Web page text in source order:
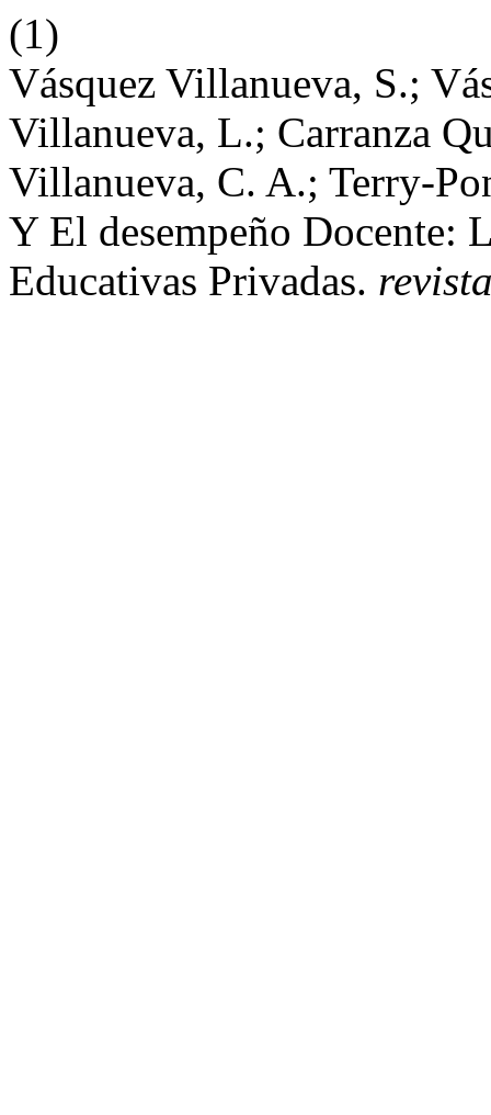
(1)
Vásquez Villanueva, S.;
Villanueva, L.; Carranza
Villanueva, C. A.; Terry-
Y El desempeño Docente:
Educativas Privadas.